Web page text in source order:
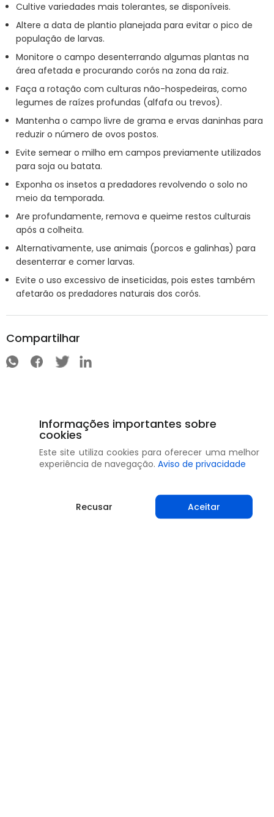
Cultive variedades mais tolerantes, se disponíveis.
Altere a data de plantio planejada para evitar o pico de
população de larvas.
Monitore o campo desenterrando algumas plantas na
área afetada e procurando corós na zona da raiz.
Faça a rotação com culturas não-hospedeiras, como
legumes de raízes profundas (alfafa ou trevos).
Mantenha o campo livre de grama e ervas daninhas para
reduzir o número de ovos postos.
Evite semear o milho em campos previamente utilizados
para soja ou batata.
Exponha os insetos a predadores revolvendo o solo no
meio da temporada.
Are profundamente, remova e queime restos culturais
após a colheita.
Alternativamente, use animais (porcos e galinhas) para
desenterrar e comer larvas.
Evite o uso excessivo de inseticidas, pois estes também
afetarão os predadores naturais dos corós.
Compartilhar
Informações importantes sobre
cookies
Este site utiliza cookies para oferecer uma melhor
experiência de navegação. Aviso de privacidade
Recusar Aceitar